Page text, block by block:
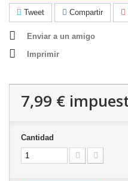
Tweet Compartir
Enviar a un amigo
Imprimir
7,99 €
Cantidad